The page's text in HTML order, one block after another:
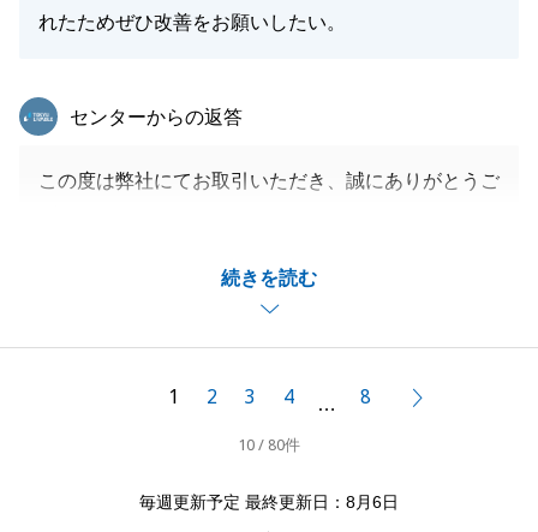
れたためぜひ改善をお願いしたい。
続きを読む
東急リバブル
センターからの返答
この度は弊社にてお取引いただき、誠にありがとうご
ございますが、手続きやご連絡等多くのご尽力を頂き
引き続き、不動産に関することで何かございました
今後とも末永いお付き合いの程、よろしくお願いいた
1 2 3 4 … 8
10 / 80件
毎週更新予定 最終更新日：8月6日